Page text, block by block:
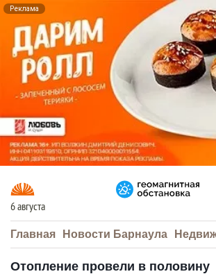
Реклама
6 августа
Главная Новости Барнаула
Отопление провели в половину